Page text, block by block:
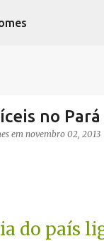
o conteúdo
no Pará
em novembro 02, 2013
do país